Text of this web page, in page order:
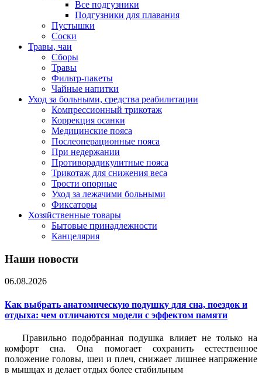
Все подгузники
Подгузники для плавания
Пустышки
Соски
Травы, чаи
Сборы
Травы
Фильтр-пакеты
Чайные напитки
Уход за больными, средства реабилитации
Компрессионный трикотаж
Коррекция осанки
Медицинские пояса
Послеоперационные пояса
При недержании
Противорадикулитные пояса
Трикотаж для снижения веса
Трости опорные
Уход за лежачими больными
Фиксаторы
Хозяйственные товары
Бытовые принадлежности
Канцелярия
Наши новости
06.08.2026
Как выбрать анатомическую подушку для сна, поездок и
отдыха: чем отличаются модели с эффектом памяти
Правильно подобранная подушка влияет не только на
комфорт сна. Она помогает сохранить естественное
положение головы, шеи и плеч, снижает лишнее напряжение
в мышцах и делает отдых более стабильным